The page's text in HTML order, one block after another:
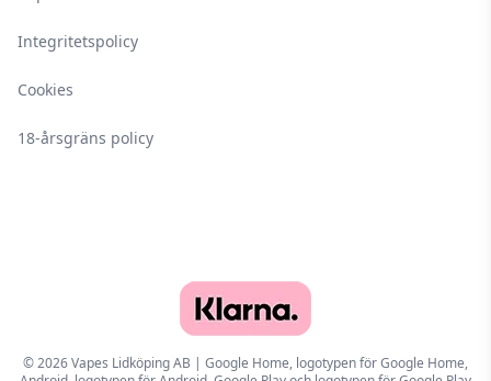
Integritetspolicy
Cookies
18-årsgräns policy
© 2026 Vapes Lidköping AB | Google Home, logotypen för Google Home,